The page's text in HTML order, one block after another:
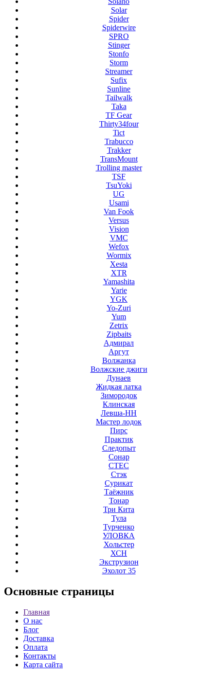
Solar
Spider
Spiderwire
SPRO
Stinger
Stonfo
Storm
Streamer
Sufix
Sunline
Tailwalk
Taka
TF Gear
Thirty34four
Tict
Trabucco
Trakker
TransMount
Trolling master
TSF
TsuYoki
UG
Usami
Van Fook
Versus
Vision
VMC
Wefox
Wormix
Xesta
XTR
Yamashita
Yarie
YGK
Yo-Zuri
Yum
Zetrix
Zipbaits
Адмирал
Аргут
Волжанка
Волжские джиги
Дунаев
Жидкая латка
Зимородок
Клинская
Левша-НН
Мастер лодок
Пирс
Практик
Следопыт
Сонар
СТЕС
Стэк
Сурикат
Таёжник
Тонар
Три Кита
Тула
Турченко
УЛОВКА
Хольстер
ХСН
Экструзион
Эхолот 35
Основные страницы
Главная
О нас
Блог
Доставка
Оплата
Контакты
Карта сайта